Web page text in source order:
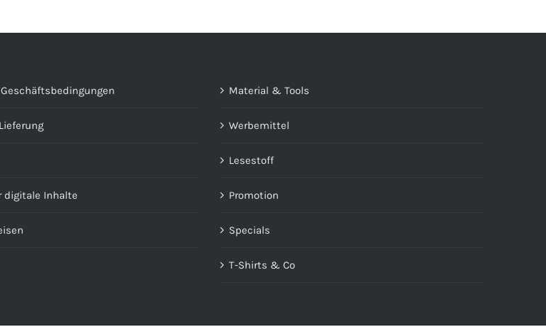
digitale Inhalte
Material & Tools
Werbemittel
Lesestoff
Promotion
Specials
T-Shirts & Co